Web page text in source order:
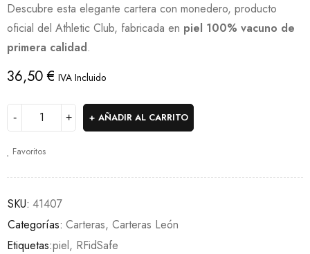
Descubre esta elegante cartera con monedero, producto
oficial del Athletic Club, fabricada en piel 100% vacuno de
primera calidad.
36,50€ IVA Incluido
AÑADIR AL CARRITO
Favoritos
SKU: 41407
Categorías: Carteras, Carteras León
Etiquetas:piel, RFidSafe